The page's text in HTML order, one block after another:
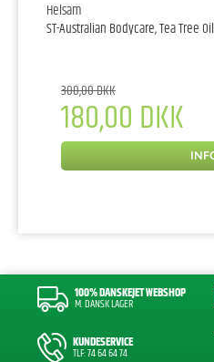
Helsam
ST-Australian Bodycare, Tea Tree
300,00 DKK
180,00 DKK
100% DANSKEJET WEBSHOP
M. DANSK LAGER
KUNDESERVICE
TLF: 74 64 64 74